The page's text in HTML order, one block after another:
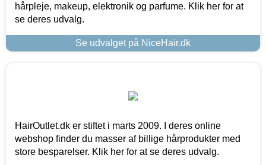
hårpleje, makeup, elektronik og parfume. Klik her for at
se deres udvalg.
Se udvalget på NiceHair.dk
HairOutlet.dk er stiftet i marts 2009. I deres online
webshop finder du masser af billige hårprodukter med
store besparelser. Klik her for at se deres udvalg.